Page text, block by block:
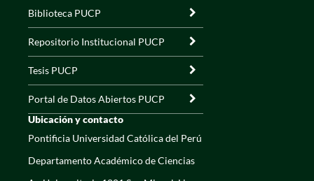
Biblioteca PUCP
Repositorio Institucional PUCP
Tesis PUCP
Portal de Datos Abiertos PUCP
Ubicación y contacto
Pontificia Universidad Católica del Perú
Departamento Académico de Ciencias